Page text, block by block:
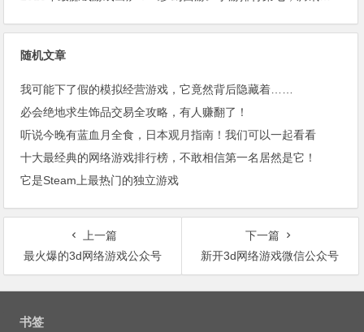
随机文章
我可能下了假的模拟经营游戏，它竟然背后隐藏着……
必会绝地求生饰品交易全攻略，有人赚翻了！
听说今晚有蓝血月全食，日本观月指南！我们可以一起看看
十大最经典的网络游戏排行榜，不敢相信第一名居然是它！
它是Steam上最热门的独立游戏
上一篇
最火爆的3d网络游戏公众号
下一篇
新开3d网络游戏微信公众号
文
书签